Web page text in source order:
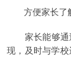
方便家长了
家长能够通
现，及时与学